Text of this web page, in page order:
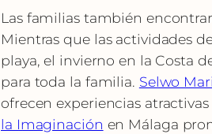
Las familias también
Mientras que las actividades
playa, el invierno en la Costa
para toda la familia. Selwo
ofrecen experiencias
la Imaginación en Málaga